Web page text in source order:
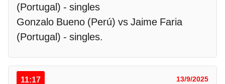
(Portugal) - singles
Gonzalo Bueno (Perú) vs Jaime Faria
(Portugal) - singles.
11:17 13/9/2025